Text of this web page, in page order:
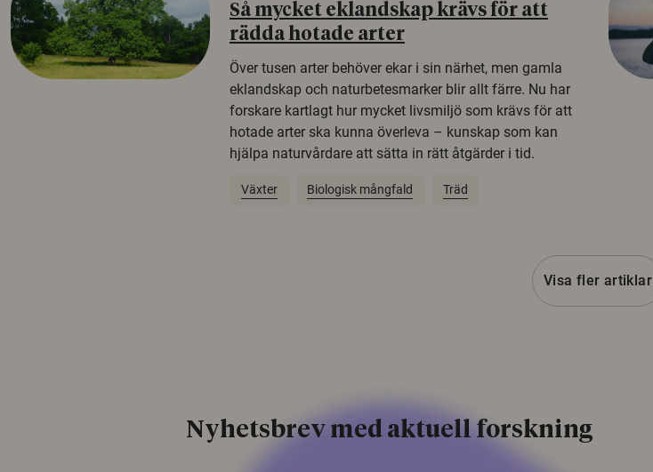
Så mycket eklandskap krävs för att
rädda hotade arter
Över tusen arter behöver ekar i sin närhet, men gamla
eklandskap och naturbetesmarker blir allt färre. Nu har
forskare kartlagt hur mycket livsmiljö som krävs för att
hotade arter ska kunna överleva – kunskap som kan
hjälpa naturvårdare att sätta in rätt åtgärder i tid.
Växter Biologisk mångfald Träd
Visa fler artiklar
Nyhetsbrev med aktuell forskning